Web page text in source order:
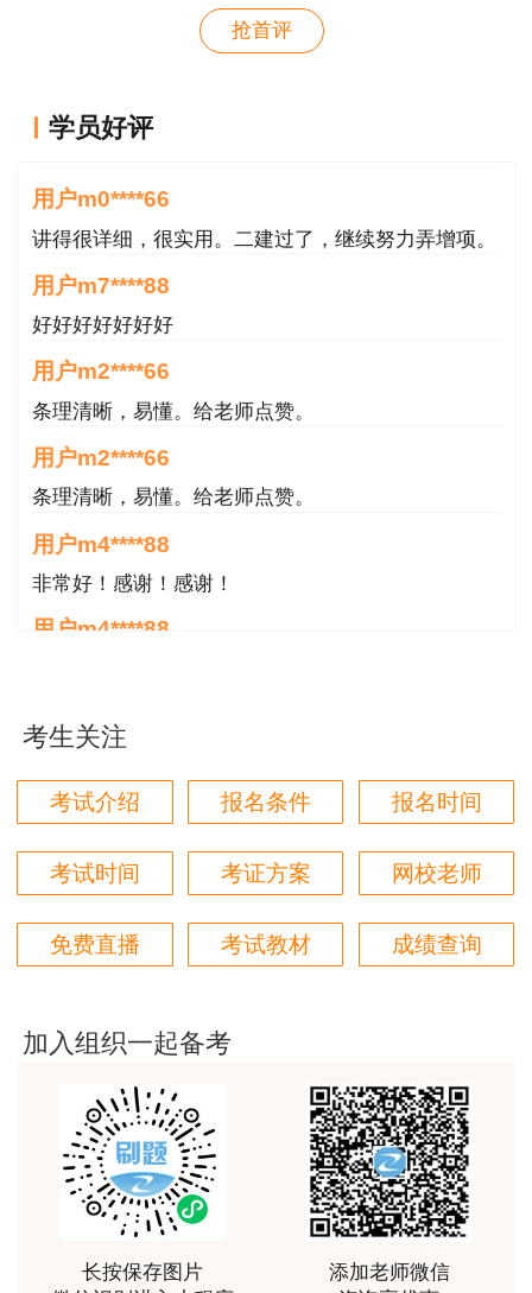
抢首评
学员好评
用户hy****58
用户m0****66
讲得很详细，很实用。二建过了，继续努力弄增项。
用户m7****88
好好好好好好好
用户m2****66
条理清晰，易懂。给老师点赞。
用户m2****66
条理清晰，易懂。给老师点赞。
用户m4****88
非常好！感谢！感谢！
用户m4****88
授课内容非常专业，还有人给答疑。
用户hq****jp
对知识点精准把握，内容深入浅出，理论和记忆口诀
相结合，备考更高效。
用户m1****18
利通过考试
用户da****ng
小强老师讲得很好！生动、有趣、易于理解，支持！
用户m3****65
朋友介绍来的，特意选择李娜老师的课程学习，讲解
的非常清晰，容易理解。
用户m4****88
考生关注
考试介绍 报名条件 报名时间
考试时间 考证方案 网校老师
免费直播 考试教材 成绩查询
加入组织一起备考
长按保存图片
添加老师微信